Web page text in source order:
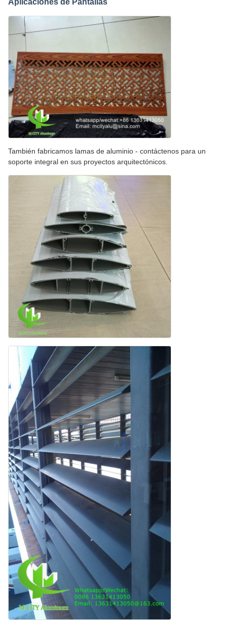
Aplicaciones de Pantallas
También fabricamos lamas de aluminio - contáctenos para un
soporte integral en sus proyectos arquitectónicos.